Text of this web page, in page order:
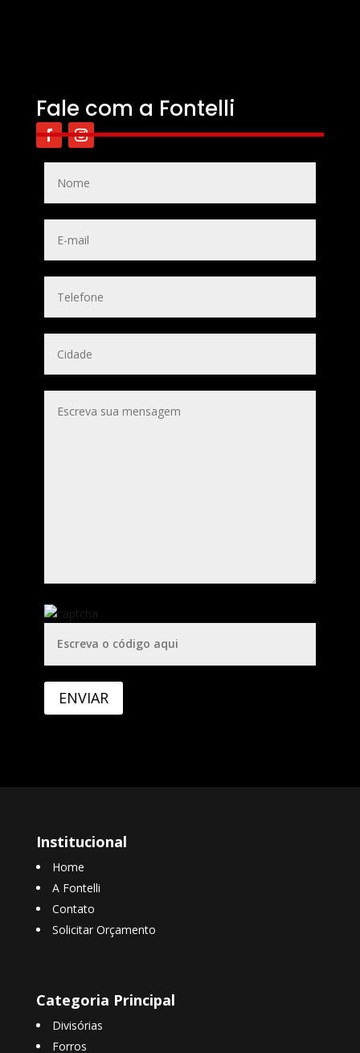
Fale com a Fontelli
ENVIAR
Institucional
Home
A Fontelli
Contato
Solicitar Orçamento
Categoria Principal
Divisórias
Forros